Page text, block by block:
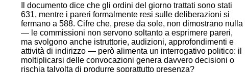
Il documento dice che gli ordini del giorno trattati sono stati
631, mentre i pareri formalmente resi sulle deliberazioni si
fermano a 588. Cifre che, prese da sole, non dimostrano nulla
— le commissioni non servono soltanto a esprimere pareri,
ma svolgono anche istruttorie, audizioni, approfondimenti e
attività di indirizzo — però alimenta un interrogativo politico: il
moltiplicarsi delle convocazioni genera davvero decisioni o
rischia talvolta di produrre soprattutto presenza?